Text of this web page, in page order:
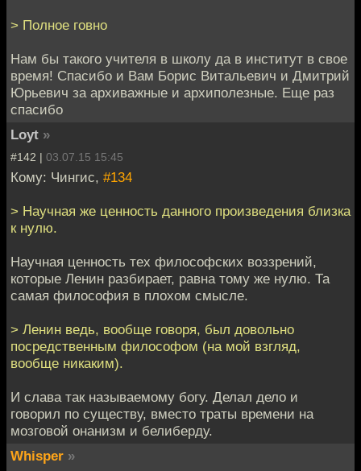
> Полное говно
Нам бы такого учителя в школу да в институт в свое
время! Спасибо и Вам Борис Витальевич и Дмитрий
Юрьевич за архиважные и архиполезные. Еще раз
спасибо
Loyt »
#142 | 03.07.15 15:45
Кому: Чингиc, #134
> Научная же ценность данного произведения близка
к нулю.
Научная ценность тех философских воззрений,
которые Ленин разбирает, равна тому же нулю. Та
самая философия в плохом смысле.
> Ленин ведь, вообще говоря, был довольно
посредственным философом (на мой взгляд,
вообще никаким).
И слава так называемому богу. Делал дело и
говорил по существу, вместо траты времени на
мозговой онанизм и белиберду.
Whisper »